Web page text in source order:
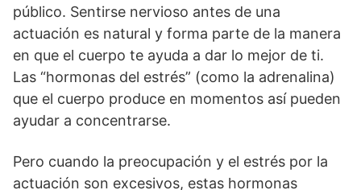
público. Sentirse nervioso antes de una
actuación es natural y forma parte de la manera
en que el cuerpo te ayuda a dar lo mejor de ti.
Las “hormonas del estrés” (como la adrenalina)
que el cuerpo produce en momentos así pueden
ayudar a concentrarse.
Pero cuando la preocupación y el estrés por la
actuación son excesivos, estas hormonas